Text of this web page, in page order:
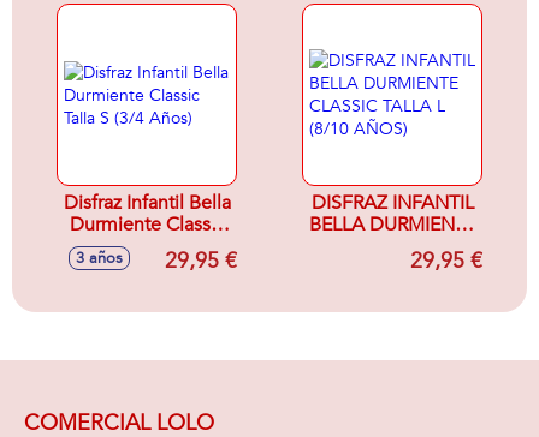
Disfraz Infantil Bella
Durmiente Classic
Talla S (3/4 Años)
3 años 29,95 €
DISFRAZ INFANTIL
BELLA DURMIENTE
CLASSIC TALLA L
(8/10 AÑOS)29,95 €
COMERCIAL LOLO